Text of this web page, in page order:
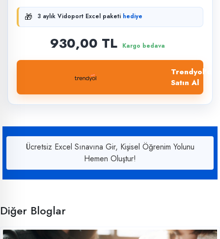
🎁 3 aylık Vidoport Excel paketi hediye
930,00 TL Kargo bedava
Trendyol'dan
Satın Al
Ücretsiz Excel Sınavına Gir, Kişisel Öğrenim Yolunu
Hemen Oluştur!
Diğer Bloglar